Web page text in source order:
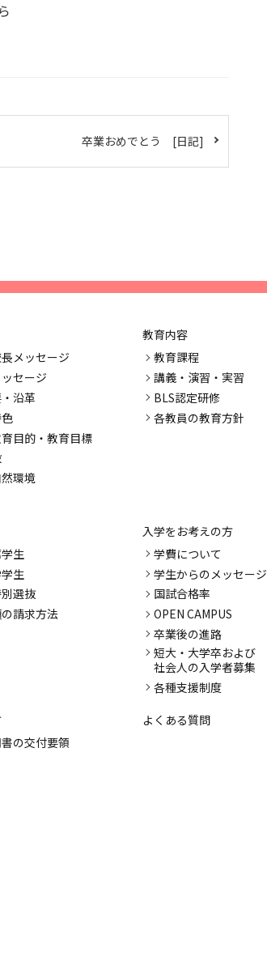
卒業おめでとう [日記]
メッセージ
セージ
沿革
目的・教育目標
環境
教育内容
教育課程
講義・演習・実習
BLS認定研修
各教員の教育方針
生
生
選抜
請求方法
入学をお考えの方
学費について
学生からのメッセージ
国試合格率
OPEN CAMPUS
卒業後の進路
短大・大学卒および
社会人の入学者募集
各種支援制度
の交付要領
よくある質問